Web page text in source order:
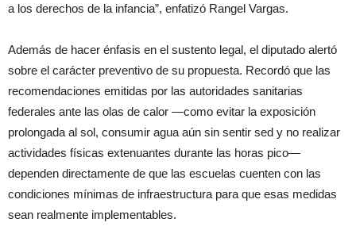
a los derechos de la infancia”, enfatizó Rangel Vargas.
Además de hacer énfasis en el sustento legal, el diputado alertó
sobre el carácter preventivo de su propuesta. Recordó que las
recomendaciones emitidas por las autoridades sanitarias
federales ante las olas de calor —como evitar la exposición
prolongada al sol, consumir agua aún sin sentir sed y no realizar
actividades físicas extenuantes durante las horas pico—
dependen directamente de que las escuelas cuenten con las
condiciones mínimas de infraestructura para que esas medidas
sean realmente implementables.